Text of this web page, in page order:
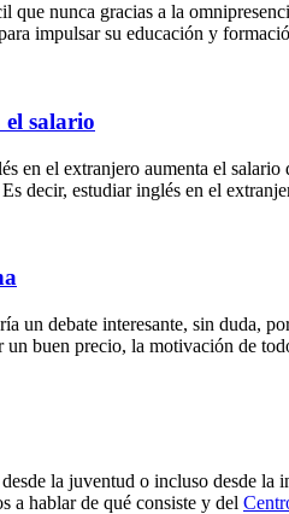
nunca gracias a la
impulsar su educación y
salario
en el extranjero aumenta el
decir, estudiar inglés en el
un debate interesante, sin duda,
buen precio, la motivación de
la juventud o incluso desde
a hablar de qué consiste y del